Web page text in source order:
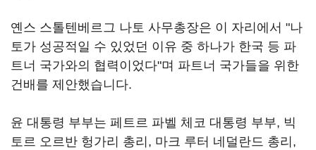
옌스 스톨텐베르그 나토 사무총장은 이 자리에서 "나
토가 성공적일 수 있었던 이유 중 하나가 한국 등 파
트너 국가와의 협력이었다"며 파트너 국가들을 위한
건배를 제안했습니다.
윤 대통령 부부는 페트르 파벨 체코 대통령 부부, 빅
토르 오르반 헝가리 총리, 마크 루터 네덜란드 총리,